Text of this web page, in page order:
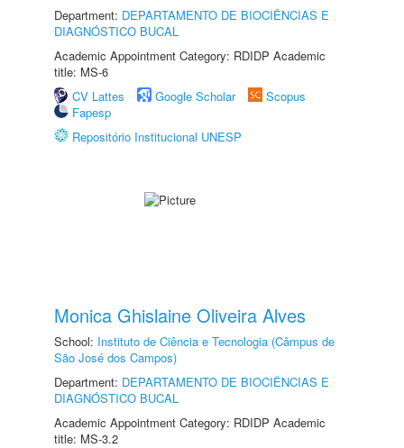
Department: DEPARTAMENTO DE BIOCIÊNCIAS E
DIAGNÓSTICO BUCAL
Academic Appointment Category: RDIDP Academic
title: MS-6
CV Lattes
Google Scholar
Scopus
Fapesp
Repositório Institucional UNESP
Monica Ghislaine Oliveira Alves
School: Instituto de Ciência e Tecnologia (Câmpus de
São José dos Campos)
Department: DEPARTAMENTO DE BIOCIÊNCIAS E
DIAGNÓSTICO BUCAL
Academic Appointment Category: RDIDP Academic
title: MS-3.2